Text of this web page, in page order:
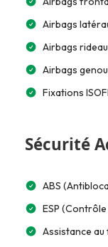
Airbags
Airbags
Airbags
Fixations
Sécurité
ABS
ESP
Assistance au